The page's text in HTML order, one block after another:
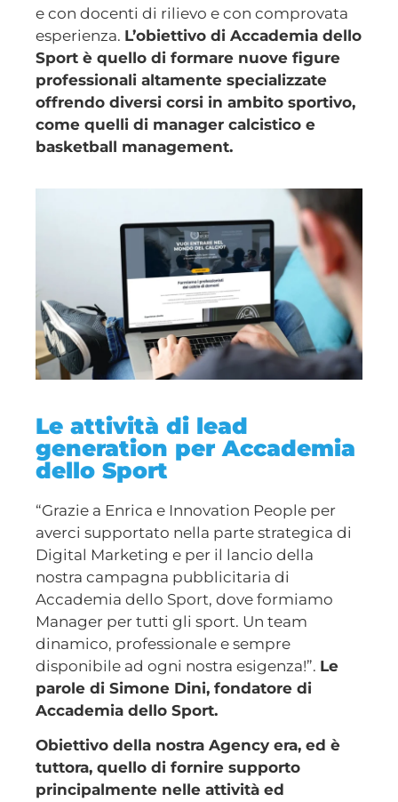
e con docenti di rilievo e con comprovata
esperienza. L’obiettivo di Accademia dello
Sport è quello di formare nuove figure
professionali altamente specializzate
offrendo diversi corsi in ambito sportivo,
come quelli di manager calcistico e
basketball management.
Le attività di lead
generation per Accademia
dello Sport
“Grazie a Enrica e Innovation People per
averci supportato nella parte strategica di
Digital Marketing e per il lancio della
nostra campagna pubblicitaria di
Accademia dello Sport, dove formiamo
Manager per tutti gli sport. Un team
dinamico, professionale e sempre
disponibile ad ogni nostra esigenza!”. Le
parole di Simone Dini, fondatore di
Accademia dello Sport.
Obiettivo della nostra Agency era, ed è
tuttora, quello di fornire supporto
principalmente nelle attività ed